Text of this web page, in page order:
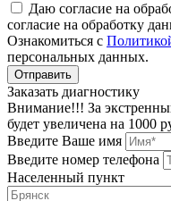
Даю согласие на
согласие на обработку
Ознакомиться с
персональных данных.
Заказать диагностику
Внимание!!! За
будет увеличена на 1000
Введите Ваше имя
Введите номер телефона
Населенный пункт